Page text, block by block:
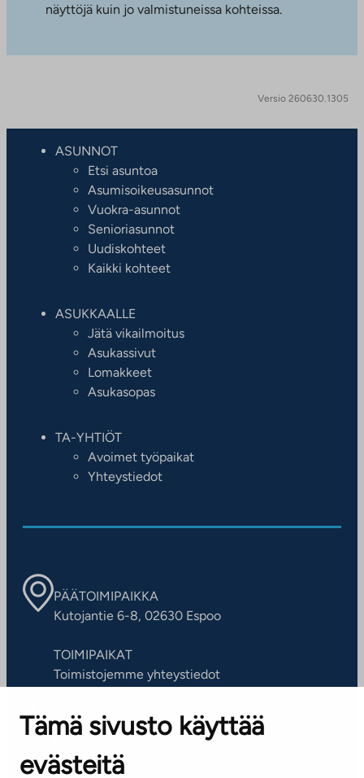
Tämä sivusto käyttää
evästeitä
näyttöjä kuin jo valmistuneissa kohteissa.
Versio 260630.1305
ASUNNOT
Etsi asuntoa
Asumisoikeusasunnot
Vuokra-asunnot
Senioriasunnot
Uudiskohteet
Kaikki kohteet
ASUKKAALLE
Jätä vikailmoitus
Asukassivut
Lomakkeet
Asukasopas
TA-YHTIÖT
Avoimet työpaikat
Yhteystiedot
PÄÄTOIMIPAIKKA
Kutojantie 6-8, 02630 Espoo
TOIMIPAIKAT
Toimistojemme yhteystiedot
ASIAKASPALVELUKESKUS
Puh. 045 7734 3777
(arkisin klo 8-16)